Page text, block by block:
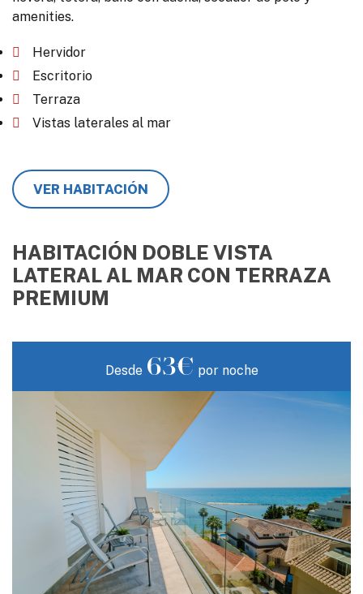
amenities.
Hervidor
Escritorio
Terraza
Vistas laterales al mar
VER HABITACIÓN
HABITACIÓN DOBLE VISTA
LATERAL AL MAR CON TERRAZA
PREMIUM
Desde 63€ por noche